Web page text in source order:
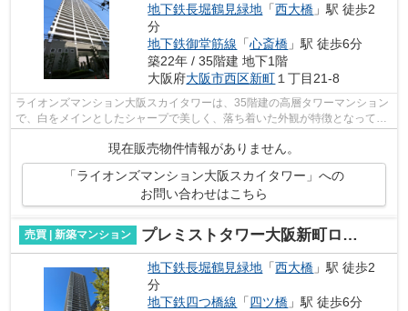
地下鉄長堀鶴見緑地 「西大橋 」駅 徒歩2
分
地下鉄御堂筋線 「心斎橋 」駅 徒歩6分
築22年 / 35階建 地下1階
大阪府大阪市西区新町 １丁目21-8
ライオンズマンション大阪スカイタワーは、35階建の高層タワーマンション
で、白をメインとしたシャープで美しく、落ち着いた外観が特徴となってい
ます。重厚な雰囲気のエントランスを...
現在販売物件情報がありません。
「ライオンズマンション大阪スカイタワー」への
お問い合わせはこちら
売買 | 新築マンション プレミストタワー大阪新町ローレルコート
地下鉄長堀鶴見緑地 「西大橋 」駅 徒歩2
分
地下鉄四つ橋線 「四ツ橋 」駅 徒歩6分